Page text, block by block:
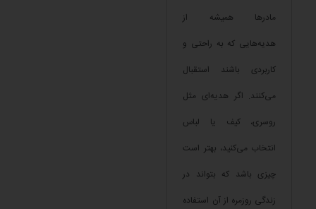
مادرها همیشه از
هدیه‌هایی که به راحتی و
کاربردی باشند استقبال
می‌کنند. اگر هدیه‌ای مثل
روسری، کیف یا لباس
انتخاب می‌کنید، بهتر است
چیزی باشد که بتواند در
زندگی روزمره از آن استفاده